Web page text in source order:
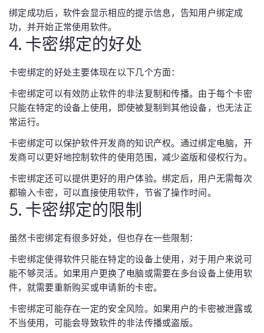
绑定成功后，软件会显示相应的提示信息，告知用户绑定成
功，并开始正常使用软件。
4. 卡密绑定的好处
卡密绑定的好处主要体现在以下几个方面：
卡密绑定可以有效防止软件的非法复制和传播。由于每个卡密
只能在特定的设备上使用，即使被复制到其他设备，也无法正
常运行。
卡密绑定可以保护软件开发商的知识产权。通过绑定电脑，开
发商可以更好地控制软件的使用范围，减少盗版和侵权行为。
卡密绑定还可以提供更好的用户体验。绑定后，用户无需每次
都输入卡密，可以直接使用软件，节省了操作时间。
5. 卡密绑定的限制
虽然卡密绑定有很多好处，但也存在一些限制：
卡密绑定使得软件只能在特定的设备上使用，对于用户来说可
能不够灵活。如果用户更换了电脑或需要在多台设备上使用软
件，就需要重新购买或申请新的卡密。
卡密绑定可能存在一定的安全风险。如果用户的卡密被泄露或
不当使用，可能会导致软件的非法传播或盗版。